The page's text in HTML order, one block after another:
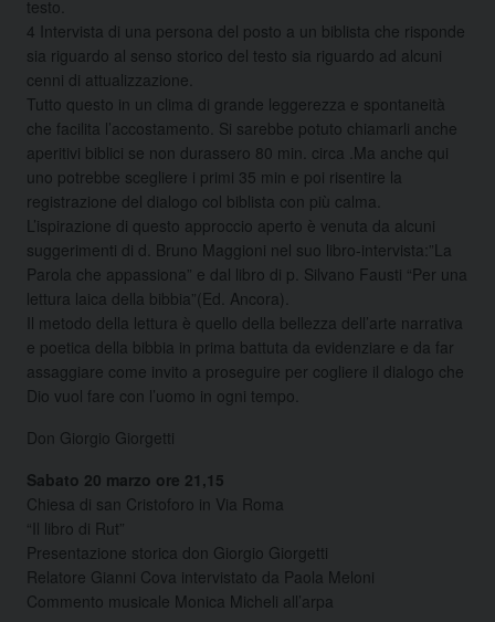
testo.
4 Intervista di una persona del posto a un biblista che risponde
sia riguardo al senso storico del testo sia riguardo ad alcuni
cenni di attualizzazione.
Tutto questo in un clima di grande leggerezza e spontaneità
che facilita l’accostamento. Si sarebbe potuto chiamarli anche
aperitivi biblici se non durassero 80 min. circa .Ma anche qui
uno potrebbe scegliere i primi 35 min e poi risentire la
registrazione del dialogo col biblista con più calma.
L’ispirazione di questo approccio aperto è venuta da alcuni
suggerimenti di d. Bruno Maggioni nel suo libro-intervista:”La
Parola che appassiona” e dal libro di p. Silvano Fausti “Per una
lettura laica della bibbia”(Ed. Ancora).
Il metodo della lettura è quello della bellezza dell’arte narrativa
e poetica della bibbia in prima battuta da evidenziare e da far
assaggiare come invito a proseguire per cogliere il dialogo che
Dio vuol fare con l’uomo in ogni tempo.
Don Giorgio Giorgetti
Sabato 20 marzo ore 21,15
Chiesa di san Cristoforo in Via Roma
“Il libro di Rut”
Presentazione storica don Giorgio Giorgetti
Relatore Gianni Cova intervistato da Paola Meloni
Commento musicale Monica Micheli all’arpa